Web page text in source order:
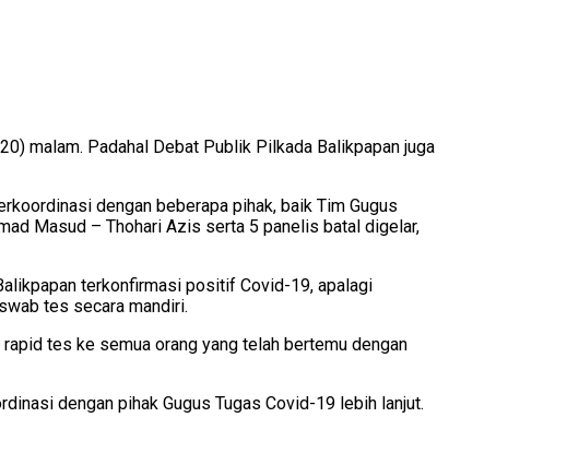
malam. Padahal Debat Publik Pilkada Balikpapan juga
dengan beberapa pihak, baik Tim Gugus
Masud – Thohari Azis serta 5 panelis batal digelar,
terkonfirmasi positif Covid-19, apalagi
tes secara mandiri.
tes ke semua orang yang telah bertemu dengan
dengan pihak Gugus Tugas Covid-19 lebih lanjut.